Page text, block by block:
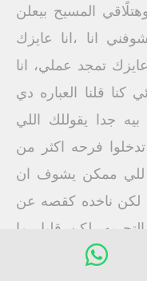
المسيح بيعلن
انا ،انا عايزك
عايزك تمجد عملي، انا
قلنا العباره دي
جدا يقوللك اللي
فرحه اكثر من
للي ممكن يشوف ان
لكن ناخده كقصه عن
لكن قليل ما
سر من اسرار المسيح